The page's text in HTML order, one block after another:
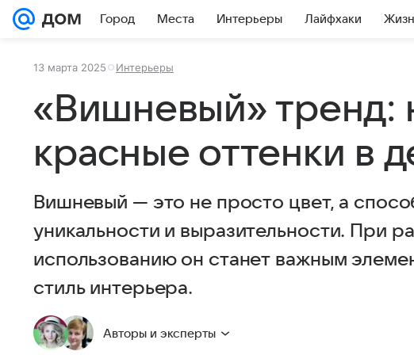
Город Места Интерьеры Лайфхаки
13 марта 2025 Интерьеры
«Вишневый»
красные оттенки в
Вишневый — это не просто цвет, а
уникальности и выразительности. При
использованию он станет важным
стиль интерьера.
Авторы и эксперты